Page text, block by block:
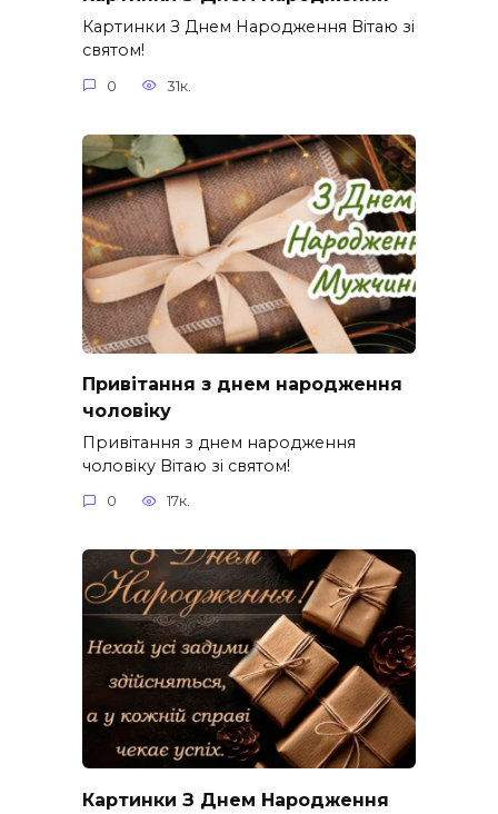
Картинки З Днем Народження Вітаю зі
святом!
0 31к.
Привітання з днем народження
чоловіку
Привітання з днем народження
чоловіку Вітаю зі святом!
0 17к.
Картинки З Днем Народження